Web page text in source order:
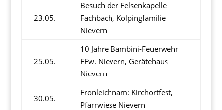
23.05.
Besuch der Felsenkapelle
Fachbach, Kolpingfamilie
Nievern
25.05.
10 Jahre Bambini-Feuerwehr
FFw. Nievern, Gerätehaus
Nievern
30.05.
Fronleichnam: Kirchortfest,
Pfarrwiese Nievern